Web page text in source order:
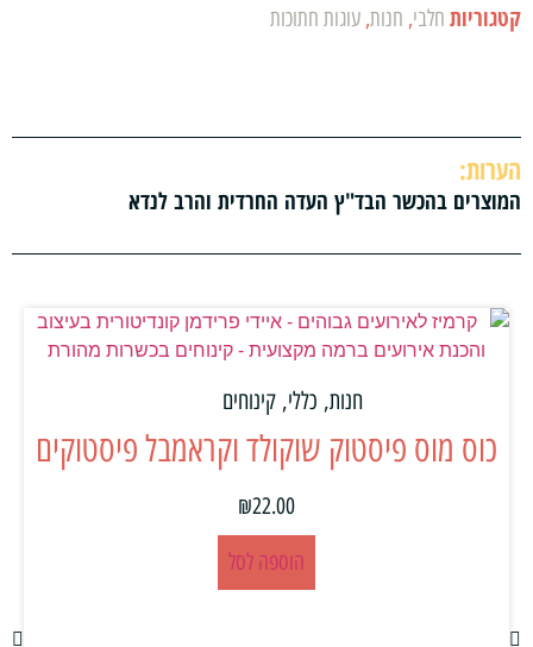
קטגוריות חלבי, חנות, עוגות חתוכות
הערות:
המוצרים בהכשר הבד"ץ העדה החרדית והרב לנדא
חנות, כללי,קינוחים
כוס מוס פיסטוק שוקולד וקראמבל פיסטוקים
₪22.00
הוספה לסל